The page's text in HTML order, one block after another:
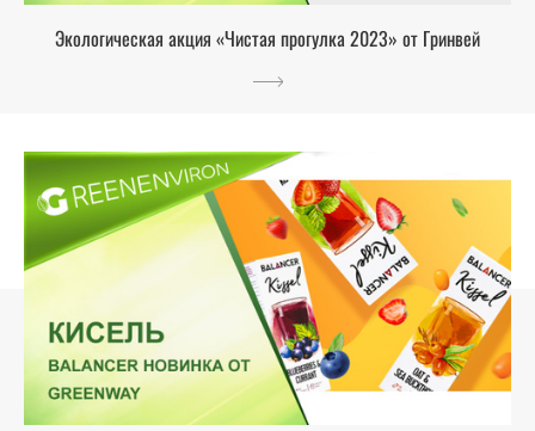
Экологическая акция «Чистая прогулка 2023» от Гринвей